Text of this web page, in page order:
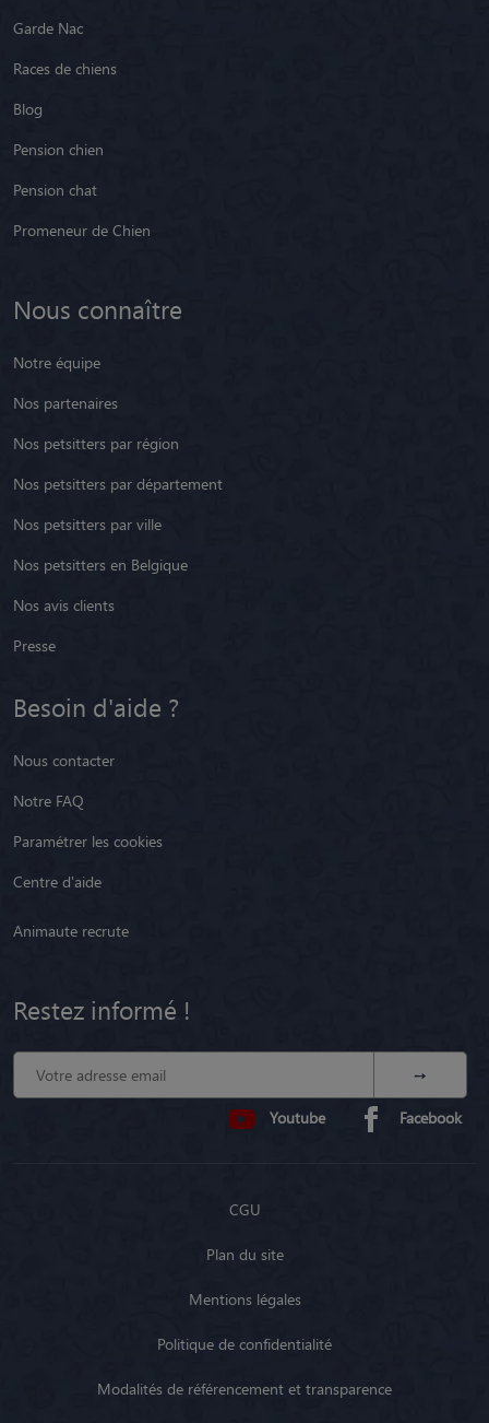
Garde Nac
Races de chiens
Blog
Pension chien
Pension chat
Promeneur de Chien
Nous connaître
Notre équipe
Nos partenaires
Nos petsitters par région
Nos petsitters par département
Nos petsitters par ville
Nos petsitters en Belgique
Nos avis clients
Presse
Besoin d'aide ?
Nous contacter
Notre FAQ
Paramétrer les cookies
Centre d'aide
Animaute recrute
Restez informé !
Youtube Facebook
CGU
Plan du site
Mentions légales
Politique de confidentialité
Modalités de référencement et transparence